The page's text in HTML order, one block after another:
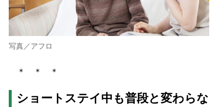
写真／アフロ
＊ ＊ ＊
ショートステイ中も普段と変わらな